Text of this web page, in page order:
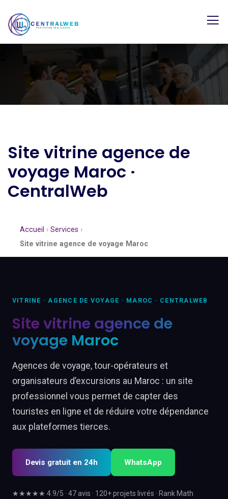
Site vitrine agence de
voyage Maroc ·
CentralWeb
Accueil › Services ›
Site vitrine agence de voyage Maroc
VITRINE · AGENCE DE VOYAGE · MAROC · CENTRALWEB
Site vitrine agence de
voyage Maroc
Agences de voyage, tour-opérateurs et
organisateurs d’excursions au Maroc : un site
professionnel vous permet de capter des
touristes en ligne et de réduire votre dépendance
aux plateformes tierces.
Devis gratuit en 24h WhatsApp
★★★★★ 4.9/5 · 47 avis · 120+ projets livrés · Rank Math